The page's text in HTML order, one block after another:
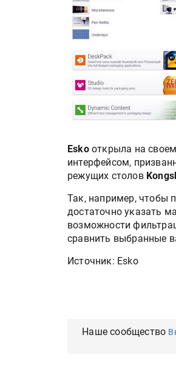
Eskoоткрыла на
интерфейсом,
режущих столов
Так, например, чтобы
достаточно указать
возможности
сравнить выбранные
Источник: Esko
Наше сообщество